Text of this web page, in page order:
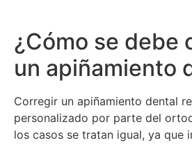
¿Cómo se debe
un apiñamiento
Corregir un apiñamiento dental
personalizado por parte del
los casos se tratan igual, ya que